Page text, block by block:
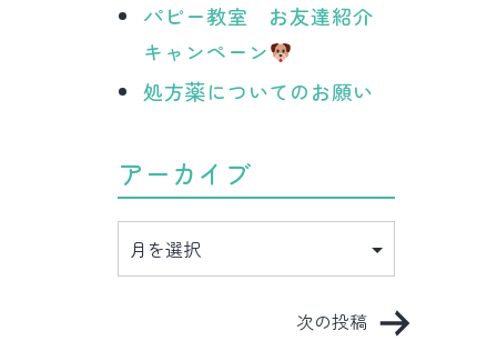
パピー教室 お友達紹介
キャンペーン
処方薬についてのお願い
アーカイブ
イ
次の投稿